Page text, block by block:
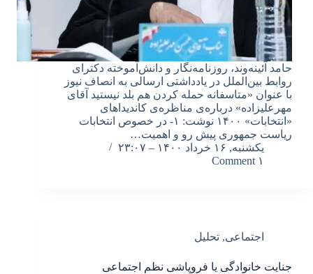
حامد آئینه‌وند، روزنامه‌نگار و دانش‌آموخته دکترای
روابط بین‌الملل در یادداشتی ارسالی به انصاف نیوز
با عنوان «متاسفانه حمله کردن هم بلد نیستید آقای
مهرعلیزاده» درباره‌ی مناظره‌ی کاندیداهای
«انتخابات» ۱۴۰۰ نوشت: ۱- در خصوص انتخابات
ریاست جمهوری پیش رو و اهمیت…
یکشنبه, ۱۶ خرداد ۱۴۰۰ – ۲۳:۰۷
۱ Comment
اجتماعی, تحلیل
جنایت خانوادگی یا فروپاشی نظم اجتماعی